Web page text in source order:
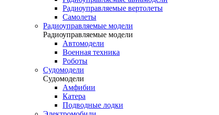
Радиоуправляемые вертолеты
Самолеты
Радиоуправляемые модели
Радиоуправляемые модели
Автомодели
Военная техника
Роботы
Судомодели
Судомодели
Амфибии
Катера
Подводные лодки